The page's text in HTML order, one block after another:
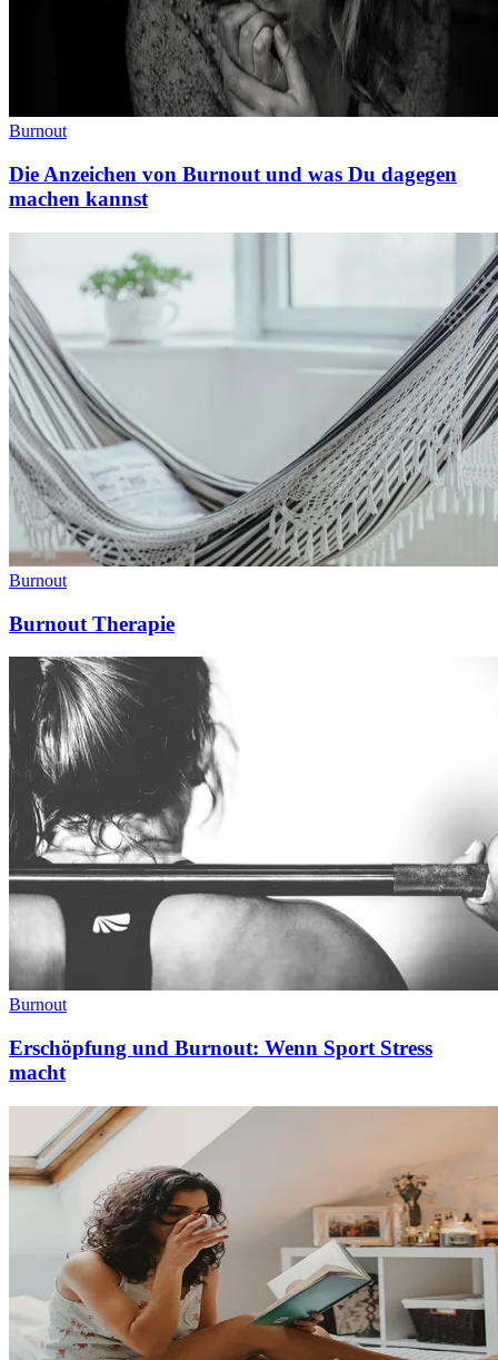
Burnout
Die Anzeichen von Burnout und was Du dagegen
machen kannst
Burnout
Burnout Therapie
Burnout
Erschöpfung und Burnout: Wenn Sport Stress
macht